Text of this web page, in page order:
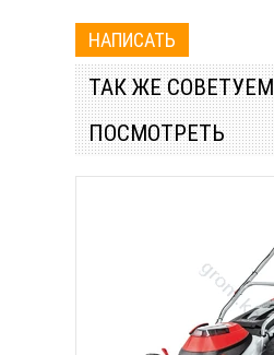
ТАК ЖЕ СОВЕТУЕМ
ПОСМОТРЕТЬ